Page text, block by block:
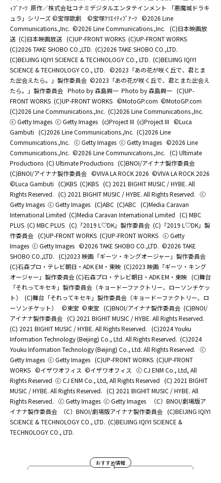
ｨﾌﾞｱｰﾂ 原作／株式会社コナミデジタルエンタテインメント 「悪魔城ドラキ
ュラ」シリーズ ©宝塚歌劇 ©宝塚ｸﾘｴｲﾃｨﾌﾞｱｰﾂ ©2026 Line
Communications.,Inc. ©2026 Line Communications.,Inc. (C)日本映画放
送 (C)日本映画放送 (C)UP-FRONT WORKS (C)UP-FRONT WORKS
(C)2026 TAKE SHOBO CO.,LTD. (C)2026 TAKE SHOBO CO.,LTD.
(C)BEIJING IQIYI SCIENCE & TECHNOLOGY CO., LTD. (C)BEIJING IQIYI
SCIENCE & TECHNOLOGY CO., LTD. ©2023「あの花が咲く丘で、君とま
た出会えたら。」製作委員会 ©2023「あの花が咲く丘で、君とまた出会え
たら。」製作委員会 Photo by 森島興一 Photo by 森島興一 (C)UP-
FRONT WORKS (C)UP-FRONT WORKS ©MotoGP.com ©MotoGP.com
(C)2026 Line Communications.,Inc. (C)2026 Line Communications.,Inc.
ⓒ Getty Images ⓒ Getty Images (c)Project III (c)Project III ©Luca
Gambuti (C)2026 Line Communications.,Inc. (C)2026 Line
Communications.,Inc. ⓒ Getty Images ⓒ Getty Images ©2026 Line
Communications.,Inc. ©2026 Line Communications.,Inc. (C) Ultimate
Productions (C) Ultimate Productions (C)BNOI/アイナナ製作委員会
(C)BNOI/アイナナ製作委員会 ©️VIVA LA ROCK 2026 ©️VIVA LA ROCK 2026
©Luca Gambuti (C)KBS (C)KBS (C) 2021 BIGHIT MUSIC / HYBE. All
Rights Reserved. (C) 2021 BIGHIT MUSIC / HYBE. All Rights Reserved. ⓒ
Getty Images ⓒ Getty Images (C)ABC (C)ABC (C)Media Caravan
International Limited (C)Media Caravan International Limited (C) MBC
PLUS (C) MBC PLUS (C)「2019 L♡DK」製作委員会 (C)「2019 L♡DK」製
作委員会 (C)UP-FRONT WORKS (C)UP-FRONT WORKS ⓒ Getty
Images ⓒ Getty Images ©2026 TAKE SHOBO CO.,LTD. ©2026 TAKE
SHOBO CO.,LTD. (C)2023 映画「ギーツ・キングオージャー」製作委員会
(C)石森プロ・テレビ朝日・ADK EM・東映 (C)2023 映画「ギーツ・キング
オージャー」製作委員会 (C)石森プロ・テレビ朝日・ADK EM・東映 (C)舞台
「それってキセキ」製作委員会（キョードーファクトリー、ローソンチケッ
ト）
(C)舞台「それってキセキ」製作委員会（キョードーファクトリー、ロ
ーソンチケット）
©東宝 ©東宝 (C)BNOI/アイナナ製作委員会 (C)BNOI/
アイナナ製作委員会 (C) 2021 BIGHIT MUSIC / HYBE. All Rights Reserved.
(C) 2021 BIGHIT MUSIC / HYBE. All Rights Reserved. (C)2024 Youku
Information Technology (Beijing) Co., Ltd. All Rights Reserved. (C)2024
Youku Information Technology (Beijing) Co., Ltd. All Rights Reserved. ⓒ
Getty Images ⓒ Getty Images (C)UP-FRONT WORKS (C)UP-FRONT
WORKS ©イザワオフィス ©イザワオフィス ⓒ CJ ENM Co., Ltd, All
Rights Reserved ⓒ CJ ENM Co., Ltd, All Rights Reserved (C) 2021 BIGHIT
MUSIC / HYBE. All Rights Reserved. (C) 2021 BIGHIT MUSIC / HYBE. All
Rights Reserved. ⓒ Getty Images ⓒ Getty Images
（C）BNOI/劇場版ア
イナナ製作委員会
（C）BNOI/劇場版アイナナ製作委員会 (C)BEIJING IQIYI
SCIENCE & TECHNOLOGY CO., LTD. (C)BEIJING IQIYI SCIENCE &
TECHNOLOGY CO., LTD.
おすすめ情報